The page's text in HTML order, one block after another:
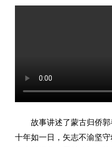
故事讲述了蒙古归侨
十年如一日，矢志不渝坚